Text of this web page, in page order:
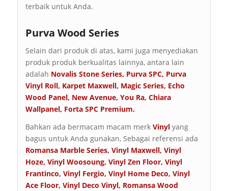
terbaik untuk Anda.
Purva Wood Series
Selain dari produk di atas, kami juga menyediakan
produk produk berkualitas lainnya, antara lain
adalah Novalis Stone Series, Purva SPC, Purva
Vinyl Roll, Karpet Maxwell, Magic Series, Echo
Wood Panel, New Avenue, You Ra, Chiara
Wallpanel, Forta SPC Premium.
Bahkan ada bermacam macam merk Vinylyang
bagus untuk Anda gunakan, Sebagai referensi ada
Romansa Marble Series, Vinyl Maxwell, Vinyl
Hoze, Vinyl Woosoung, Vinyl Zen Floor, Vinyl
Frantinco, Vinyl Fergio, Vinyl Home Deco, Vinyl
Ace Floor, Vinyl Deco Vinyl, Romansa Wood